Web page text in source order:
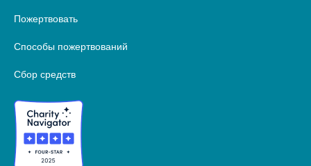
Пожертвовать
Способы пожертвований
Сбор средств